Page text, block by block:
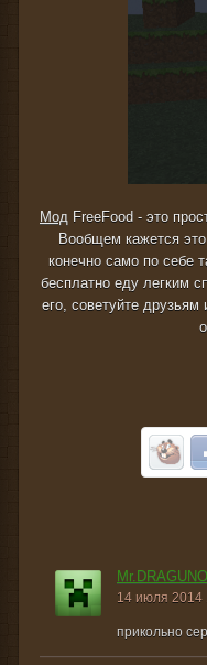
Мод FreeFood - это
Вообщем кажется
конечно само по себе
бесплатно еду легким
его, советуйте
14 июля 2014
прикольно